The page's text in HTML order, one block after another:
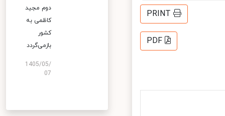
PRINT
PDF
دوم مجید
کاظمی به
کشور
بازمی‌گردد
1405/05/
07